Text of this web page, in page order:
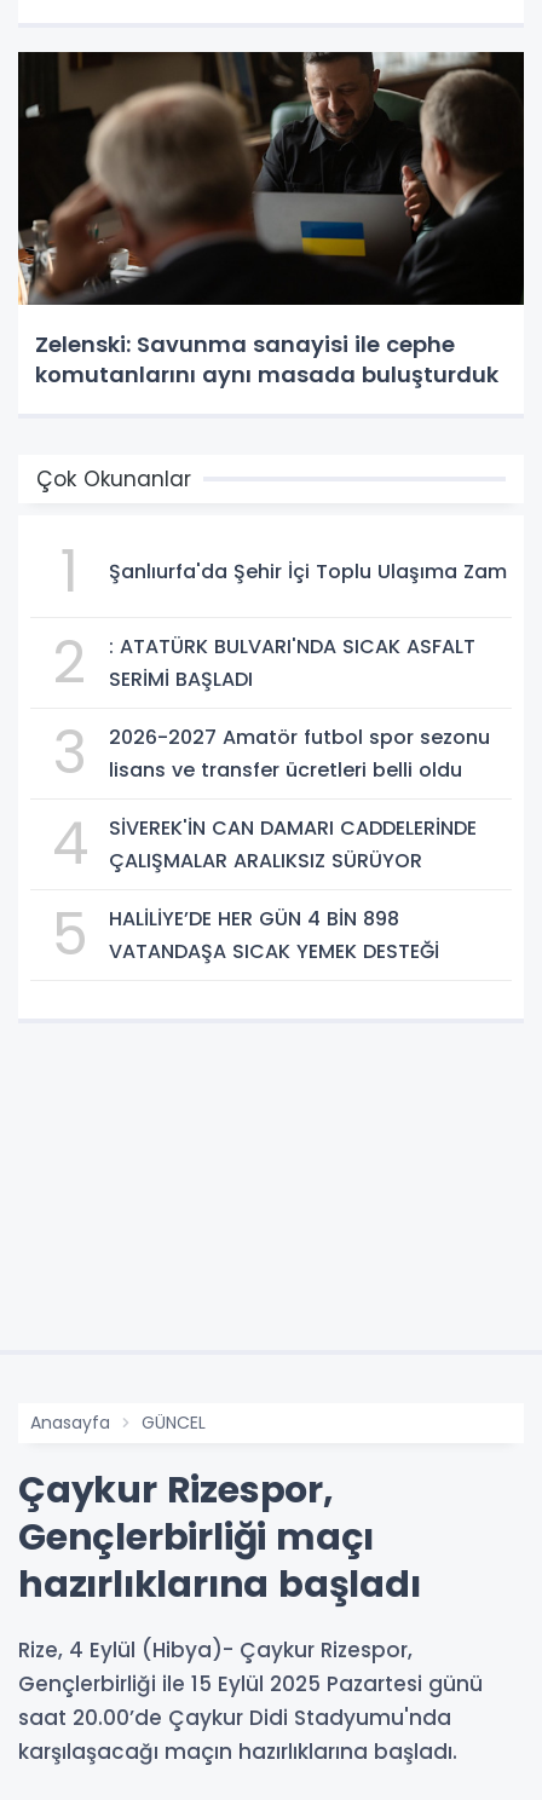
Zelenski: Savunma sanayisi ile cephe
komutanlarını aynı masada buluşturduk
Çok Okunanlar
1 Şanlıurfa'da Şehir İçi Toplu Ulaşıma Zam
2
: ATATÜRK BULVARI'NDA SICAK ASFALT
SERİMİ BAŞLADI
3
2026-2027 Amatör futbol spor sezonu
lisans ve transfer ücretleri belli oldu
4
SİVEREK'İN CAN DAMARI CADDELERİNDE
ÇALIŞMALAR ARALIKSIZ SÜRÜYOR
5
HALİLİYE’DE HER GÜN 4 BİN 898
VATANDAŞA SICAK YEMEK DESTEĞİ
Anasayfa GÜNCEL
Çaykur Rizespor,
Gençlerbirliği maçı
hazırlıklarına başladı
Rize, 4 Eylül (Hibya)- Çaykur Rizespor,
Gençlerbirliği ile 15 Eylül 2025 Pazartesi günü
saat 20.00’de Çaykur Didi Stadyumu'nda
karşılaşacağı maçın hazırlıklarına başladı.